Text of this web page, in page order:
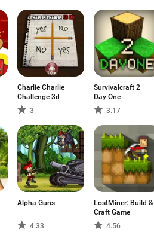
Charlie Charlie
Challenge 3d
3
Survivalcraft 2
Day One
3.17
Alpha Guns
4.33
LostMiner: Build &
Craft Game
4.56